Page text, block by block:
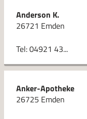
Anderson K.
26721 Emden
Tel: 04921 43...
Anker-Apotheke
26725 Emden